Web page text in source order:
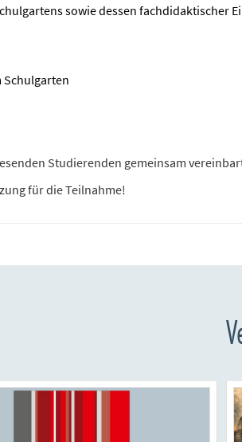
sowie dessen fachdidaktischer
Schulgarten
Studierenden gemeinsam
für die Teilnahme!